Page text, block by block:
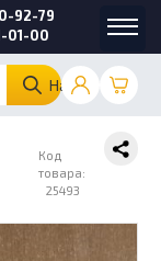
Найти
92-79
01-00
Код
товара:
25493